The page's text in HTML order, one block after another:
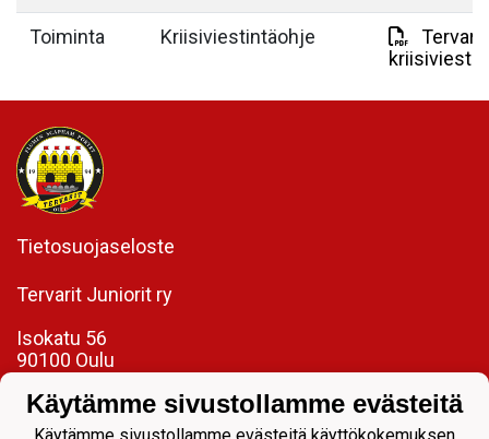
Toiminta Kriisiviestintäohje
Tietosuojaseloste
Tervarit Juniorit ry
Isokatu 56
90100 Oulu
Laadukasta jalkapalloa jokaiselle.
Käytämme sivustollamme evästeitä